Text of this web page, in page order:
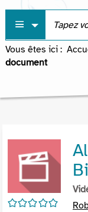
Vous êtes ici :
document
/5